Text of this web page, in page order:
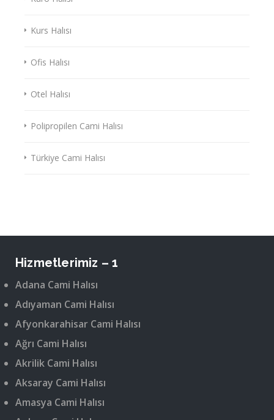
Kurs Halısı
Ofis Halısı
Otel Halısı
Polipropilen Cami Halısı
Türkiye Cami Halısı
Hizmetlerimiz – 1
Adana Cami Halısı
Adıyaman Cami Halısı
Afyonkarahisar Cami Halısı
Ağrı Cami Halısı
Akrilik Cami Halısı
Aksaray Cami Halısı
Amasya Cami Halısı